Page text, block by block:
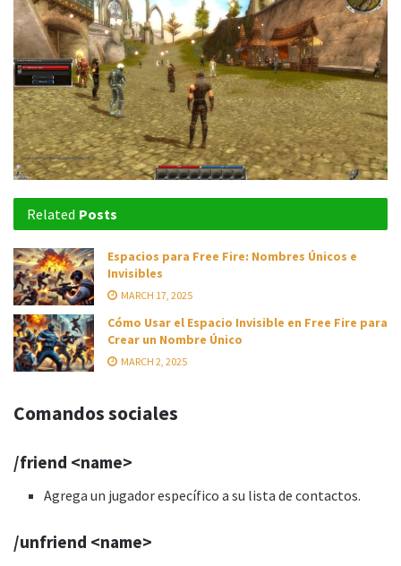
Related Posts
Espacios para Free Fire: Nombres Únicos e
Invisibles
MARCH 17, 2025
Cómo Usar el Espacio Invisible en Free Fire para
Crear un Nombre Único
MARCH 2, 2025
Comandos sociales
/friend <name>
Agrega un jugador específico a su lista de contactos.
/unfriend <name>